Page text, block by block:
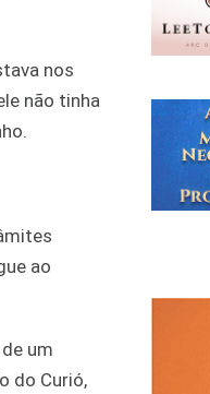
nos
não tinha
ao
um
do Curió,